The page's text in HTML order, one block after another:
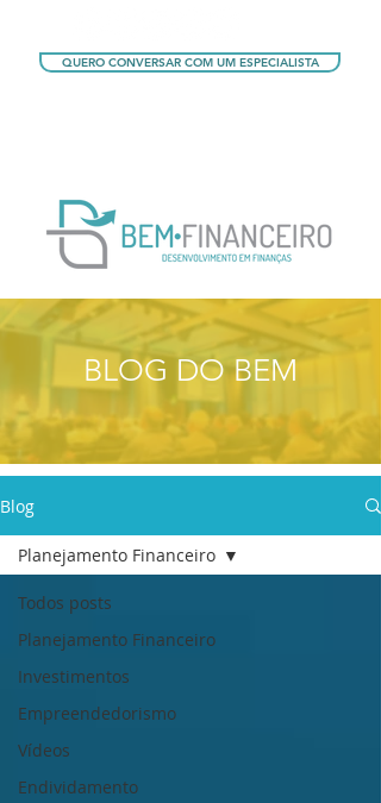
QUERO CONVERSAR COM UM ESPECIALISTA
BLOG DO BEM
Blog
Todos posts
Planejamento Financeiro
Investimentos
Empreendedorismo
Vídeos
Endividamento
Planejamento Financeiro